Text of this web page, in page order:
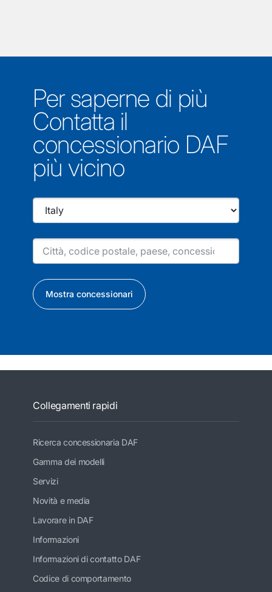
Per saperne di più
Contatta il
concessionario DAF
più vicino
Mostra concessionari
Collegamenti rapidi
Ricerca concessionaria DAF
Gamma dei modelli
Servizi
Novità e media
Lavorare in DAF
Informazioni
Informazioni di contatto DAF
Codice di comportamento